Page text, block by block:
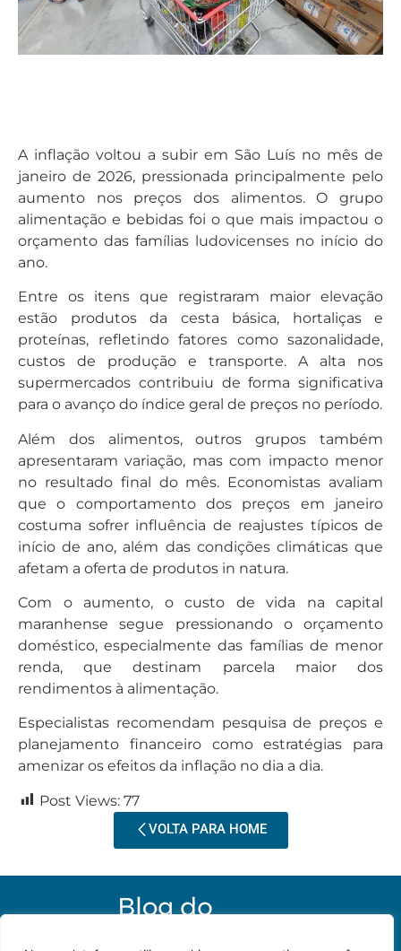
A inflação voltou a subir em São Luís no mês de
janeiro de 2026, pressionada principalmente pelo
aumento nos preços dos alimentos. O grupo
alimentação e bebidas foi o que mais impactou o
orçamento das famílias ludovicenses no início do
ano.
Entre os itens que registraram maior elevação
estão produtos da cesta básica, hortaliças e
proteínas, refletindo fatores como sazonalidade,
custos de produção e transporte. A alta nos
supermercados contribuiu de forma significativa
para o avanço do índice geral de preços no período.
Além dos alimentos, outros grupos também
apresentaram variação, mas com impacto menor
no resultado final do mês. Economistas avaliam
que o comportamento dos preços em janeiro
costuma sofrer influência de reajustes típicos de
início de ano, além das condições climáticas que
afetam a oferta de produtos in natura.
Com o aumento, o custo de vida na capital
maranhense segue pressionando o orçamento
doméstico, especialmente das famílias de menor
renda, que destinam parcela maior dos
rendimentos à alimentação.
Especialistas recomendam pesquisa de preços e
planejamento financeiro como estratégias para
amenizar os efeitos da inflação no dia a dia.
Post Views: 77
VOLTA PARA HOME